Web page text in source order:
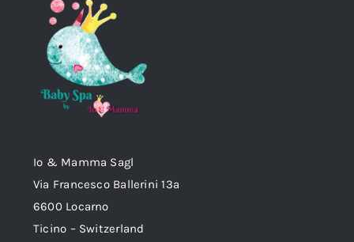
Io & Mamma Sagl
Via Francesco Ballerini 13a
6600 Locarno
Ticino – Switzerland